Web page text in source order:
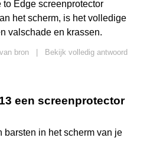
Edge screenprotector
het scherm, is het volledige
valschade en krassen.
bron
Bekijk volledig antwoord
een screenprotector
barsten in het scherm van je